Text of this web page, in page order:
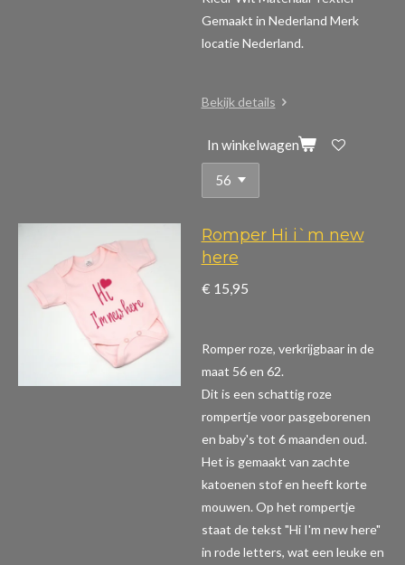
Gemaakt in Nederland Merk
locatie Nederland.
Bekijk details
In winkelwagen
Romper Hi i`m new
here
€ 15,95
Romper roze, verkrijgbaar in de
maat 56 en 62.
Dit is een schattig roze
rompertje voor pasgeborenen
en baby's tot 6 maanden oud.
Het is gemaakt van zachte
katoenen stof en heeft korte
mouwen. Op het rompertje
staat de tekst "Hi I'm new here"
in rode letters, wat een leuke en